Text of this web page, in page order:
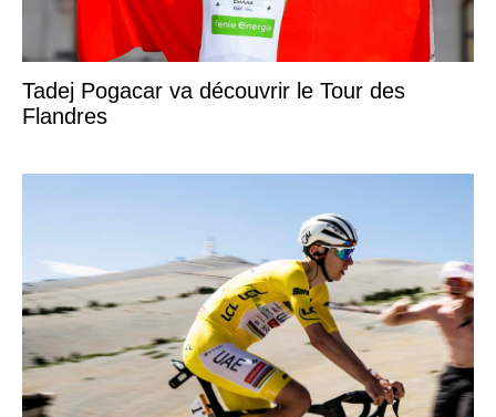
Tadej Pogacar va découvrir le Tour des
Flandres